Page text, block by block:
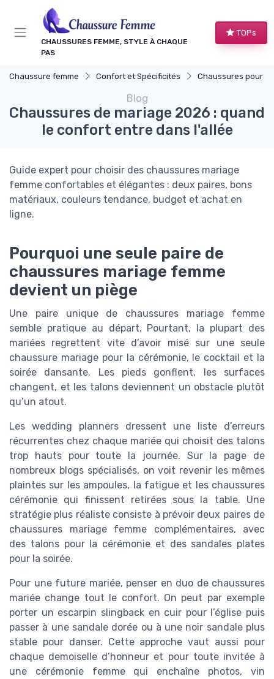
CHAUSSURES FEMME, STYLE À CHAQUE
PAS
TOPs
Chaussure femme Confort et Spécificités Chaussures pour Occasions
Blog
Chaussures de mariage 2026 : quand
le confort entre dans l'allée
Guide expert pour choisir des chaussures mariage
femme confortables et élégantes : deux paires, bons
matériaux, couleurs tendance, budget et achat en
ligne.
Pourquoi une seule paire de
chaussures mariage femme
devient un piège
Une paire unique de chaussures mariage femme
semble pratique au départ. Pourtant, la plupart des
mariées regrettent vite d’avoir misé sur une seule
chaussure mariage pour la cérémonie, le cocktail et la
soirée dansante. Les pieds gonflent, les surfaces
changent, et les talons deviennent un obstacle plutôt
qu’un atout.
Les wedding planners dressent une liste d’erreurs
récurrentes chez chaque mariée qui choisit des talons
trop hauts pour toute la journée. Sur la page de
nombreux blogs spécialisés, on voit revenir les mêmes
plaintes sur les ampoules, la fatigue et les chaussures
cérémonie qui finissent retirées sous la table. Une
stratégie plus réaliste consiste à prévoir deux paires de
chaussures mariage femme complémentaires, avec
des talons pour la cérémonie et des sandales plates
pour la soirée.
Pour une future mariée, penser en duo de chaussures
mariée change tout le confort. On peut par exemple
porter un escarpin slingback en cuir pour l’église puis
passer à une sandale dorée ou à une noir sandale plus
stable pour danser. Cette approche vaut aussi pour
chaque demoiselle d’honneur et pour toute invitée à
une cérémonie femme qui enchaîne photos, vin
Panneau de gestion des cookies